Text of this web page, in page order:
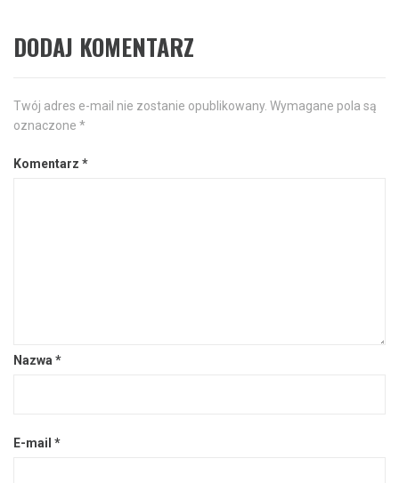
DODAJ KOMENTARZ
Twój adres e-mail nie zostanie opublikowany. Wymagane pola są
oznaczone *
Komentarz *
Nazwa*
E-mail *